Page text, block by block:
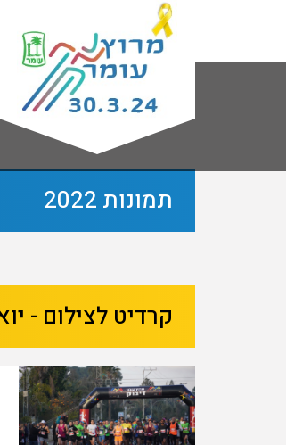
תמונות 2022
קרדיט לצילום -